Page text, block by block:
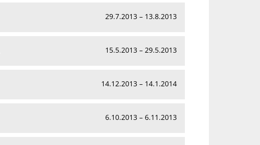
29.7.2013 – 13.8.2013
15.5.2013 – 29.5.2013
14.12.2013 – 14.1.2014
6.10.2013 – 6.11.2013